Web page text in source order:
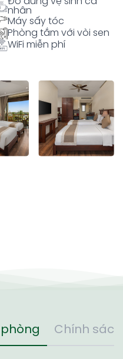
nhân
Máy sấy tóc
Phòng tắm với vòi sen
WiFi miễn phí
Chính